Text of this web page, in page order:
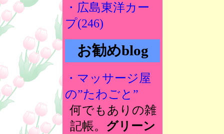
・広島東洋カー
プ(246)
お勧めblog
・マッサージ屋
の”たわごと”
何でもありの雑
記帳。 グリーン